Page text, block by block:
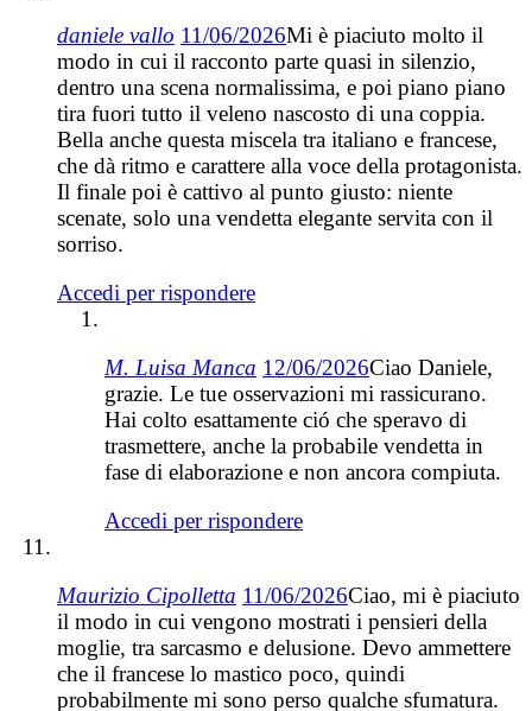
daniele vallo 11/06/2026Mi è piaciuto molto il
modo in cui il racconto parte quasi in silenzio,
dentro una scena normalissima, e poi piano piano
tira fuori tutto il veleno nascosto di una coppia.
Bella anche questa miscela tra italiano e francese,
che dà ritmo e carattere alla voce della protagonista.
Il finale poi è cattivo al punto giusto: niente
scenate, solo una vendetta elegante servita con il
sorriso.
Accedi per rispondere
M. Luisa Manca 12/06/2026Ciao Daniele,
grazie. Le tue osservazioni mi rassicurano.
Hai colto esattamente ció che speravo di
trasmettere, anche la probabile vendetta in
fase di elaborazione e non ancora compiuta.
Accedi per rispondere
Maurizio Cipolletta 11/06/2026Ciao, mi è piaciuto
il modo in cui vengono mostrati i pensieri della
moglie, tra sarcasmo e delusione. Devo ammettere
che il francese lo mastico poco, quindi
probabilmente mi sono perso qualche sfumatura.